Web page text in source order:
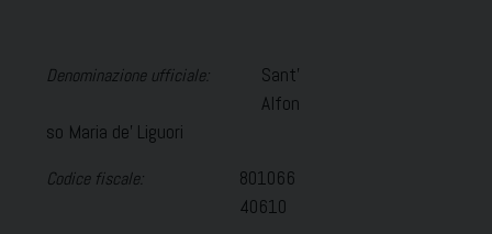
Denominazione ufficiale:
Sant'
Alfon
so Maria de' Liguori
Codice fiscale:
801066
40610